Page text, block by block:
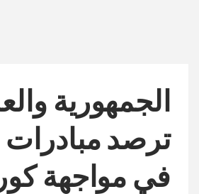
الجمهورية
ترصد
في مواجهة